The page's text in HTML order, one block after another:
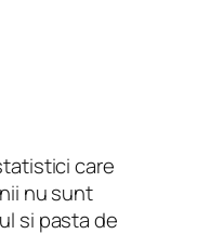
care
nu sunt
si pasta de